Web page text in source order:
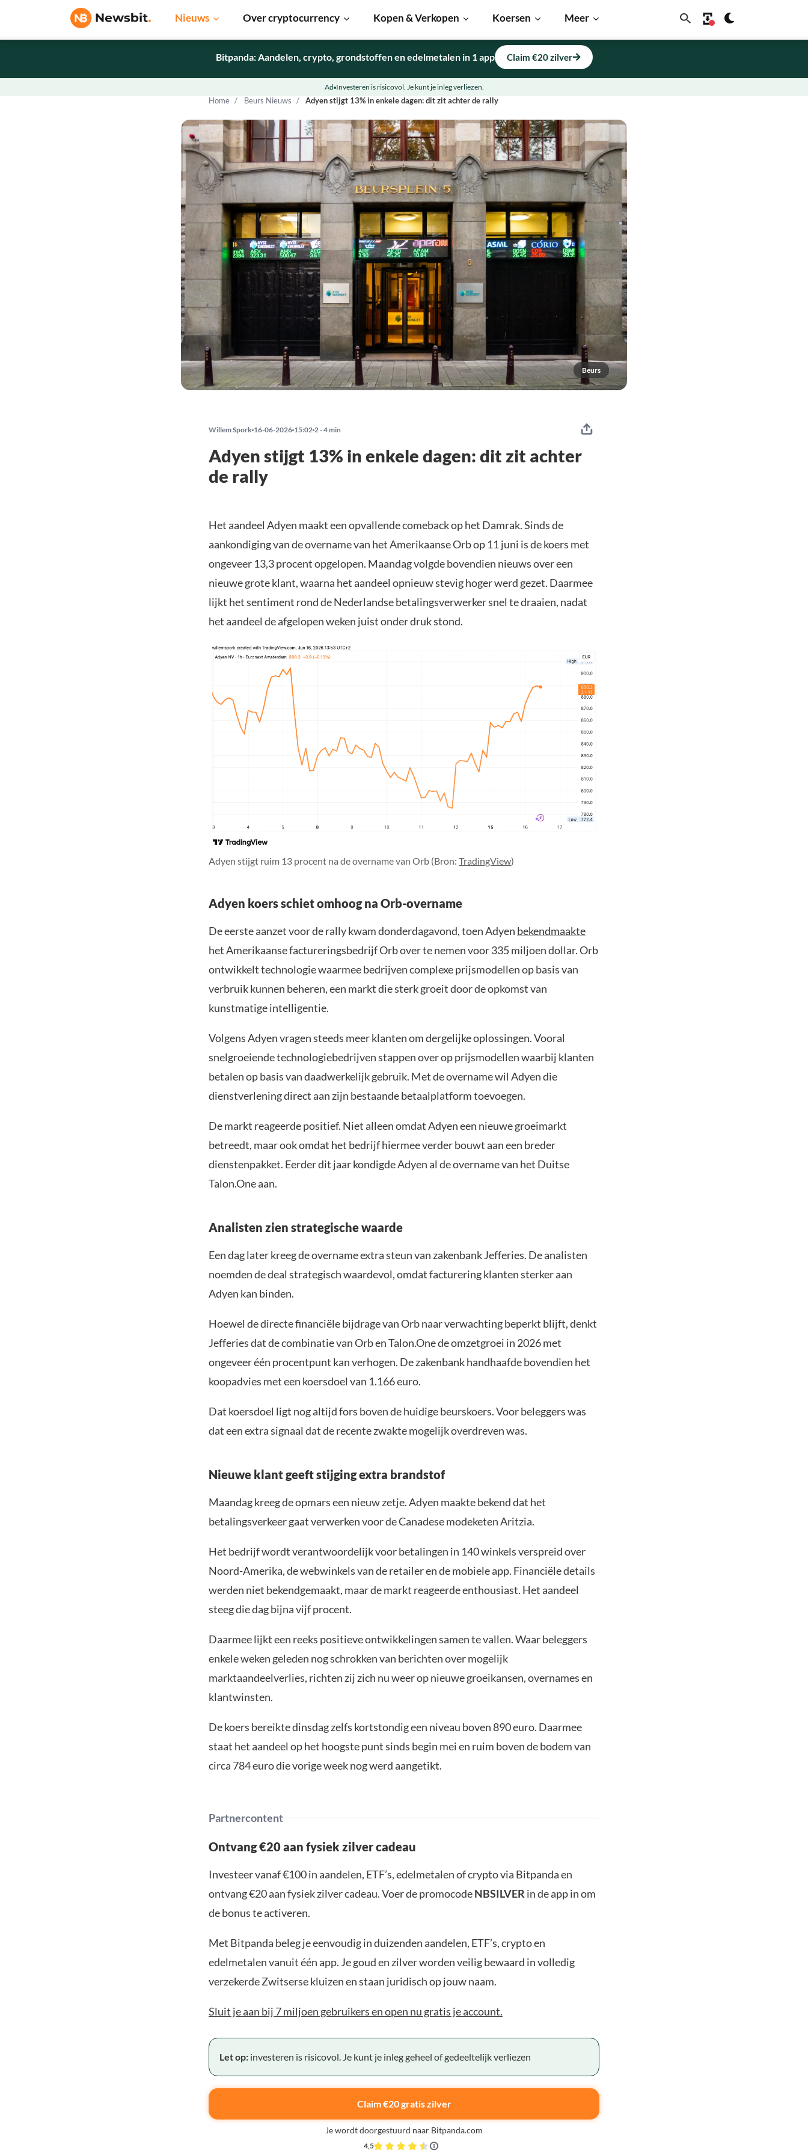
Nieuws Over cryptocurrency Kopen & Verkopen Koersen Meer
Home Beurs Nieuws Adyen stijgt 13% in enkele dagen: dit zit achter de rally
Beurs
Bitpanda: Aandelen, crypto, grondstoffen en edelmetalen in 1 app Claim €20 zilver
Ad Investeren is risicovol. Je kunt je inleg verliezen.
Willem Spork 16-06-2026 15:02 2 - 4 min
Adyen stijgt 13% in enkele dagen: dit zit achter
de rally
Het aandeel Adyen maakt een opvallende comeback op het Damrak. Sinds de
aankondiging van de overname van het Amerikaanse Orb op 11 juni is de koers met
ongeveer 13,3 procent opgelopen. Maandag volgde bovendien nieuws over een
nieuwe grote klant, waarna het aandeel opnieuw stevig hoger werd gezet. Daarmee
lijkt het sentiment rond de Nederlandse betalingsverwerker snel te draaien, nadat
het aandeel de afgelopen weken juist onder druk stond.
Adyen stijgt ruim 13 procent na de overname van Orb (Bron: TradingView)
Adyen koers schiet omhoog na Orb-overname
De eerste aanzet voor de rally kwam donderdagavond, toen Adyen bekendmaakte
het Amerikaanse factureringsbedrijf Orb over te nemen voor 335 miljoen dollar. Orb
ontwikkelt technologie waarmee bedrijven complexe prijsmodellen op basis van
verbruik kunnen beheren, een markt die sterk groeit door de opkomst van
kunstmatige intelligentie.
Volgens Adyen vragen steeds meer klanten om dergelijke oplossingen. Vooral
snelgroeiende technologiebedrijven stappen over op prijsmodellen waarbij klanten
betalen op basis van daadwerkelijk gebruik. Met de overname wil Adyen die
dienstverlening direct aan zijn bestaande betaalplatform toevoegen.
De markt reageerde positief. Niet alleen omdat Adyen een nieuwe groeimarkt
betreedt, maar ook omdat het bedrijf hiermee verder bouwt aan een breder
dienstenpakket. Eerder dit jaar kondigde Adyen al de overname van het Duitse
Talon.One aan.
Analisten zien strategische waarde
Een dag later kreeg de overname extra steun van zakenbank Jefferies. De analisten
noemden de deal strategisch waardevol, omdat facturering klanten sterker aan
Adyen kan binden.
Hoewel de directe financiële bijdrage van Orb naar verwachting beperkt blijft, denkt
Jefferies dat de combinatie van Orb en Talon.One de omzetgroei in 2026 met
ongeveer één procentpunt kan verhogen. De zakenbank handhaafde bovendien het
koopadvies met een koersdoel van 1.166 euro.
Dat koersdoel ligt nog altijd fors boven de huidige beurskoers. Voor beleggers was
dat een extra signaal dat de recente zwakte mogelijk overdreven was.
Nieuwe klant geeft stijging extra brandstof
Maandag kreeg de opmars een nieuw zetje. Adyen maakte bekend dat het
betalingsverkeer gaat verwerken voor de Canadese modeketen Aritzia.
Het bedrijf wordt verantwoordelijk voor betalingen in 140 winkels verspreid over
Noord-Amerika, de webwinkels van de retailer en de mobiele app. Financiële details
werden niet bekendgemaakt, maar de markt reageerde enthousiast. Het aandeel
steeg die dag bijna vijf procent.
Daarmee lijkt een reeks positieve ontwikkelingen samen te vallen. Waar beleggers
enkele weken geleden nog schrokken van berichten over mogelijk
marktaandeelverlies, richten zij zich nu weer op nieuwe groeikansen, overnames en
klantwinsten.
De koers bereikte dinsdag zelfs kortstondig een niveau boven 890 euro. Daarmee
staat het aandeel op het hoogste punt sinds begin mei en ruim boven de bodem van
circa 784 euro die vorige week nog werd aangetikt.
Partnercontent
Ontvang €20 aan fysiek zilver cadeau
Investeer vanaf €100 in aandelen, ETF’s, edelmetalen of crypto via Bitpanda en
ontvang €20 aan fysiek zilver cadeau. Voer de promocodeNBSILVER in de app in om
de bonus te activeren.
Met Bitpanda beleg je eenvoudig in duizenden aandelen, ETF’s, crypto en
edelmetalen vanuit één app. Je goud en zilver worden veilig bewaard in volledig
verzekerde Zwitserse kluizen en staan juridisch op jouw naam.
Sluit je aan bij 7 miljoen gebruikers en open nu gratis je account.
Let op: investeren is risicovol. Je kunt je inleg geheel of gedeeltelijk verliezen
Claim €20 gratis zilver
Je wordt doorgestuurd naar Bitpanda.com
4,5